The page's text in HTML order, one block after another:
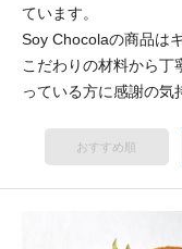
ています。
Soy Chocolaの商品は
こだわりの材料から丁
っている方に感謝の気
おすすめ順